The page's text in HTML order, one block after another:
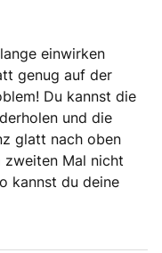
einwirken
genug auf der
Du kannst die
und die
glatt nach oben
zweiten Mal nicht
kannst du deine